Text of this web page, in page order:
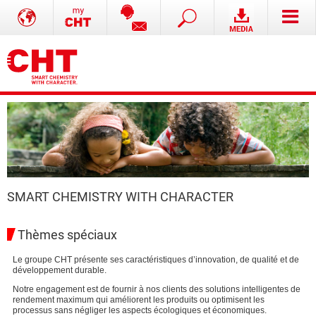
SMART CHEMISTRY WITH CHARACTER
Thèmes spéciaux
Le groupe CHT présente ses caractéristiques d’innovation, de qualité et de
développement durable.
Notre engagement est de fournir à nos clients des solutions intelligentes de
rendement maximum qui améliorent les produits ou optimisent les
processus sans négliger les aspects écologiques et économiques.